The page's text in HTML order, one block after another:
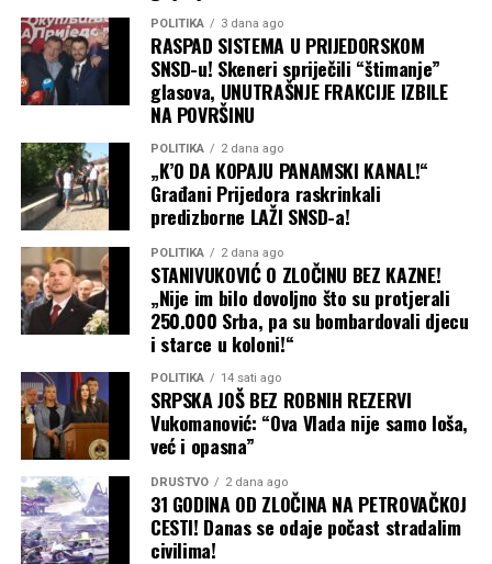
Dobrodošli su svi ljudi
dobre volje i dobrih ideja
koji žele razvoj naše
zajednice”, istakao je
Bundalo.
Kao jednu od ključnih pogodnosti za mještane, Bundalo
je najavio organizovanjebesplatne pravne pomoćiu
prostorijama kancelarije.
Građani će u narednom periodu moći dobiti stručne
pravne savjete u vezi sa:
Pitanjima i ostvarivanjem prava napenzije
Imovinsko-pravnim odnosima
Izdavanjemgrađevinskih dozvola
POLITIKA 3 dana ago
RASPAD SISTEMA U PRIJEDORSKOM
SNSD-u! Skeneri spriječili “štimanje”
glasova, UNUTRAŠNJE FRAKCIJE IZBILE
NA POVRŠINU
POLITIKA 2 dana ago
„K’O DA KOPAJU PANAMSKI KANAL!“
Građani Prijedora raskrinkali
predizborne LAŽI SNSD-a!
POLITIKA 2 dana ago
STANIVUKOVIĆ O ZLOČINU BEZ KAZNE!
„Nije im bilo dovoljno što su protjerali
250.000 Srba, pa su bombardovali djecu
i starce u koloni!“
POLITIKA 14 sati ago
SRPSKA JOŠ BEZ ROBNIH REZERVI
Vukomanović: “Ova Vlada nije samo loša,
već i opasna”
DRUŠTVO 2 dana ago
31 GODINA OD ZLOČINA NA PETROVAČKOJ
CESTI! Danas se odaje počast stradalim
civilima!